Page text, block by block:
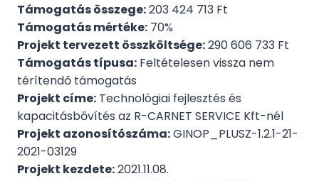
Támogatás összege:203 424 713 Ft
Támogatás mértéke: 70%
Projekt tervezett összköltsége:290 606 733 Ft
Támogatás típusa: Feltételesen vissza nem
térítendő támogatás
Projekt címe: Technológiai fejlesztés és
kapacitásbővítés az R-CARNET SERVICE Kft-nél
Projekt azonosítószáma:GINOP_PLUSZ-1.2.1-21-
2021-03129
Projekt kezdete:2021.11.08.